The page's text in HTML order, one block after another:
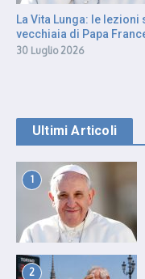
La Vita Lunga: le lezioni
vecchiaia di Papa
30 Luglio 2026
Ultimi Articoli
1
2